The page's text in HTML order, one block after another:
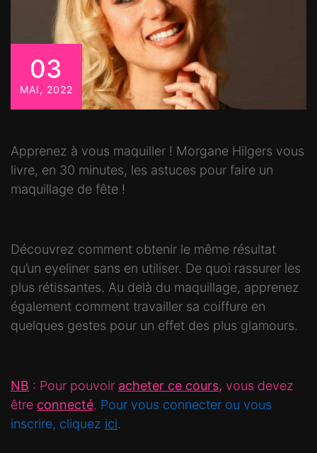
03
MAI, 2022
Apprenez à vous maquiller ! Morgane Hilgers vous
livre, en 30 minutes, les astuces pour faire un
maquillage de fête !
Découvrez comment obtenir le même résultat
qu’un eyeliner sans en utiliser. De quoi rassurer les
plus rétissantes. Au delà du maquillage, apprenez
également comment travailler sa coiffure en
quelques gestes pour un effet des plus glamours.
NB : Pour pouvoir acheter ce cours, vous devez
être connecté. Pour vous connecter ou vous
inscrire, cliquez ici.